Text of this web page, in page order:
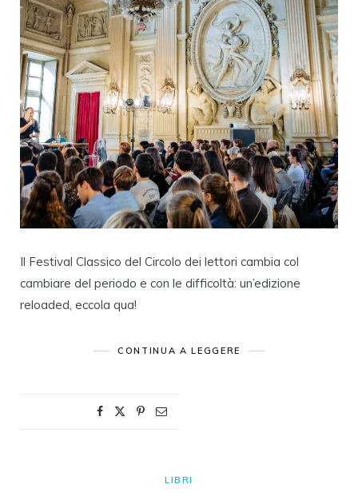
Il Festival Classico del Circolo dei lettori cambia col
cambiare del periodo e con le difficoltà: un’edizione
reloaded, eccola qua!
CONTINUA A LEGGERE
LIBRI